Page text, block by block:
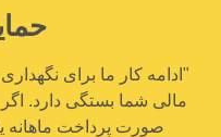
"ادامه کار ما برای
مالی شما بستگی دارد. اگر
صورت پرداخت ماهانه